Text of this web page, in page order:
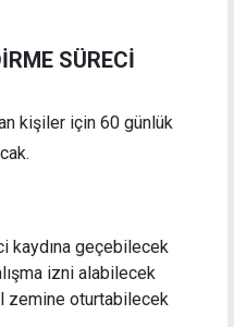
SÜRECİ
kişiler için 60 günlük
kaydına geçebilecek
izni alabilecek
zemine oturtabilecek